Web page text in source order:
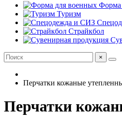
Форма
Туризм
Страйкбол
×
Перчатки кожаные
Перчатки